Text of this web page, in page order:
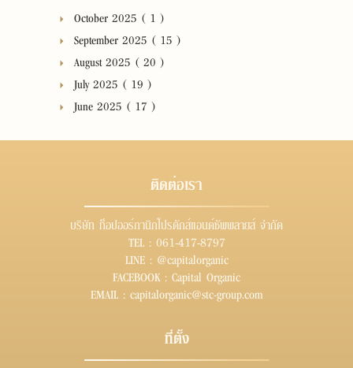
October 2025 ( 1 )
September 2025 ( 15 )
August 2025 ( 20 )
July 2025 ( 19 )
June 2025 ( 17 )
ติดต่อเรา
บริษัท ท็อปออร์กานิกโปรดักส์แอนด์ซัพพลายส์ จำกัด
TEL : 061-417-8797
LINE : @capitalorganic
FACEBOOK : Capital Organic
EMAIL : capitalorganic@stc-group.com
ที่ตั้ง